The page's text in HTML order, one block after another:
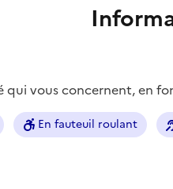
vous concernent, en
En fauteuil roulant